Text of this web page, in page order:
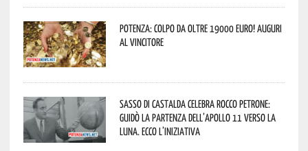
Potenza: colpo da oltre 19000 Euro! Auguri
al vincitore
Sasso di Castalda celebra Rocco Petrone:
guidò la partenza dell’Apollo 11 verso la
Luna. Ecco l’iniziativa